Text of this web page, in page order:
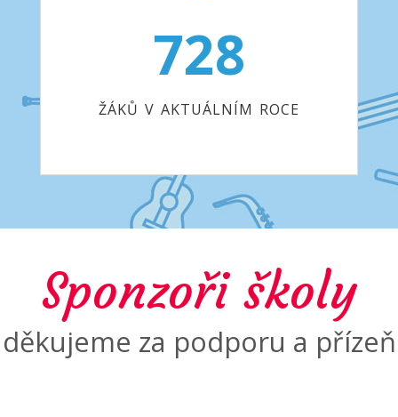
728
ŽÁKŮ V AKTUÁLNÍM ROCE
Sponzoři školy
děkujeme za podporu a přízeň